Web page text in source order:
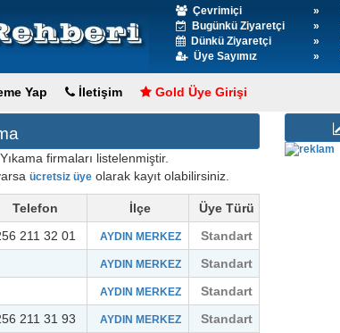
Çevrimiçi »
Bugünkü Ziyaretçi
»
Dünkü Ziyaretçi
»
Üye Sayımız
»
Yap İletişim Gold Üye Girişi
firmaları listelenmiştir.
ücretsiz üyeolarak kayıt olabilirsiniz.
Telefon İlçe Üye Türü
211 32 01 AYDIN MERKEZ Standart
AYDIN MERKEZ Standart
AYDIN MERKEZ Standart
211 31 93 AYDIN MERKEZ Standart